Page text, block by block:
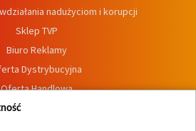
nadużyciom i korupcji
Sklep TVP
Biuro Reklamy
Dystrybucyjna
Oferta Handlowa
Dostępność